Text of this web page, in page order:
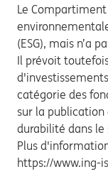
Le
(ESG), mais n’a
Il prévoit
catégorie des
sur la publication
durabilité dans le
Plus
https://www.ing-